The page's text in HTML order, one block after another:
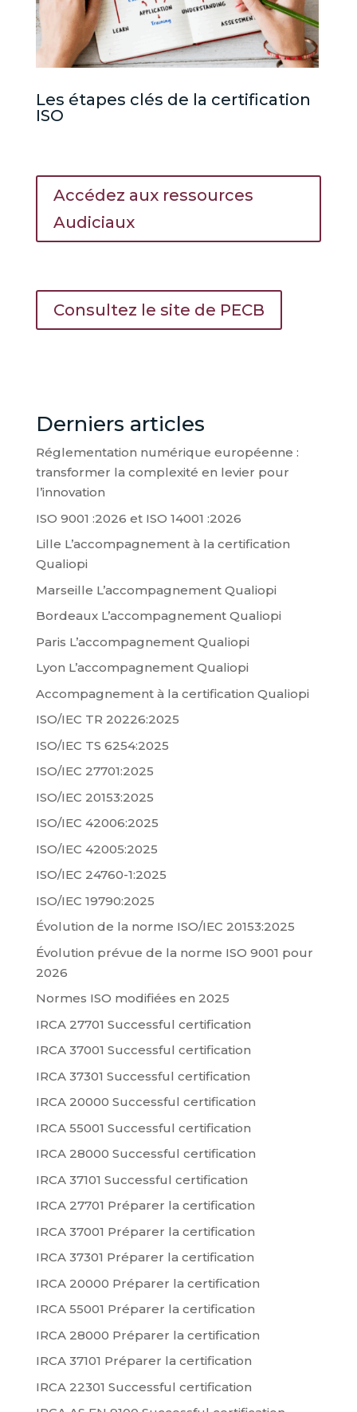
Les étapes clés de la certification
ISO
Accédez aux ressources
Audiciaux
Consultez le site de PECB
Derniers articles
Réglementation numérique européenne :
transformer la complexité en levier pour
l’innovation
ISO 9001 :2026 et ISO 14001 :2026
Lille L’accompagnement à la certification
Qualiopi
Marseille L’accompagnement Qualiopi
Bordeaux L’accompagnement Qualiopi
Paris L’accompagnement Qualiopi
Lyon L’accompagnement Qualiopi
Accompagnement à la certification Qualiopi
ISO/IEC TR 20226:2025
ISO/IEC TS 6254:2025
ISO/IEC 27701:2025
ISO/IEC 20153:2025
ISO/IEC 42006:2025
ISO/IEC 42005:2025
ISO/IEC 24760-1:2025
ISO/IEC 19790:2025
Évolution de la norme ISO/IEC 20153:2025
Évolution prévue de la norme ISO 9001 pour
2026
Normes ISO modifiées en 2025
IRCA 27701 Successful certification
IRCA 37001 Successful certification
IRCA 37301 Successful certification
IRCA 20000 Successful certification
IRCA 55001 Successful certification
IRCA 28000 Successful certification
IRCA 37101 Successful certification
IRCA 27701 Préparer la certification
IRCA 37001 Préparer la certification
IRCA 37301 Préparer la certification
IRCA 20000 Préparer la certification
IRCA 55001 Préparer la certification
IRCA 28000 Préparer la certification
IRCA 37101 Préparer la certification
IRCA 22301 Successful certification